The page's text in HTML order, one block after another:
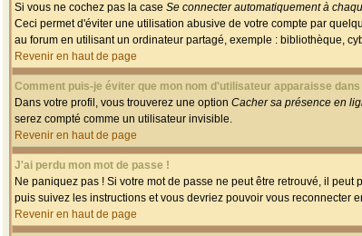
Si vous ne cochez pas la case Se connecter automatiquement à
Ceci permet d'éviter une utilisation abusive de votre compte par
au forum en utilisant un ordinateur partagé, exemple : bibliothèque,
Revenir en haut de page
Comment puis-je éviter que mon nom d'utilisateur apparaisse
Dans votre profil, vous trouverez une option Cacher sa présence en
serez compté comme un utilisateur invisible.
Revenir en haut de page
J'ai perdu mon mot de passe !
Ne paniquez pas ! Si votre mot de passe ne peut être retrouvé, il
puis suivez les instructions et vous devriez pouvoir vous reconnecter
Revenir en haut de page